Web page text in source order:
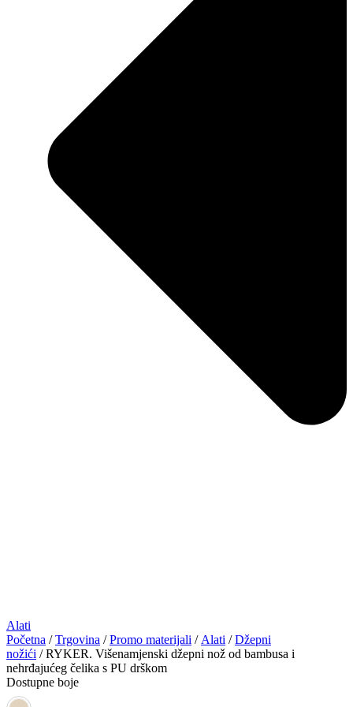
Alati
Početna /Trgovina /Promo materijali / Alati /Džepni
nožići / RYKER. Višenamjenski džepni nož od bambusa i
nehrđajućeg čelika s PU drškom
Dostupne boje